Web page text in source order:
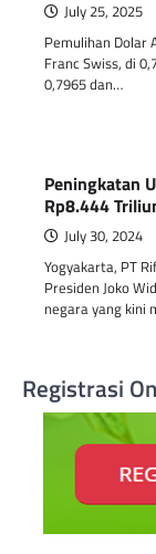
July 25, 2025
Pemulihan Dolar
Franc Swiss, di
0,7965 dan…
Peningkatan
Rp8.444
July 30, 2024
Yogyakarta, PT
Presiden Joko
negara yang kini
Registrasi